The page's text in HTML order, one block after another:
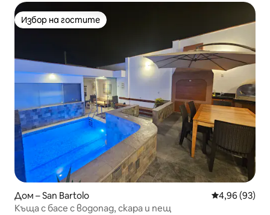
Избор на гостите
Избор на гостите
Дом – San Bartolo Средна
4,96 (93)
Къща с басе с водопад, скара и пещ